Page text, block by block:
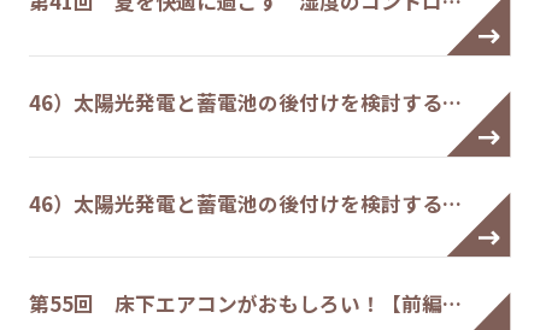
46）太陽光発電と蓄電池の後付けを検討する…
46）太陽光発電と蓄電池の後付けを検討する…
第55回 床下エアコンがおもしろい！【前編…